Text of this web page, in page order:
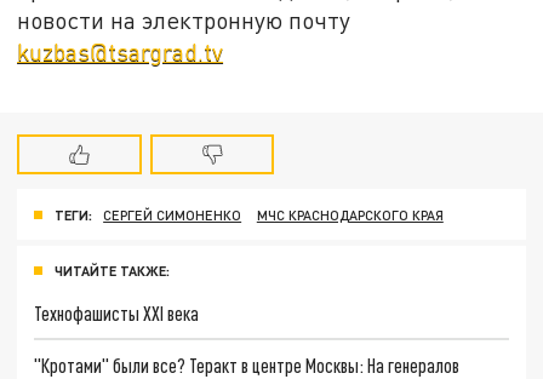
новости на электронную почту
kuzbas@tsargrad.tv
ТЕГИ: СЕРГЕЙ СИМОНЕНКО МЧС КРАСНОДАРСКОГО КРАЯ
ЧИТАЙТЕ ТАКЖЕ:
Технофашисты XXI века
"Кротами" были все? Теракт в центре Москвы: На генералов